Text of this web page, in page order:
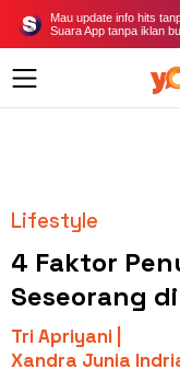
Mau update info hits
Suara App tanpa iklan
Lifestyle
4 Faktor
Seseorang
Tri Apriyani |
Xandra Junia